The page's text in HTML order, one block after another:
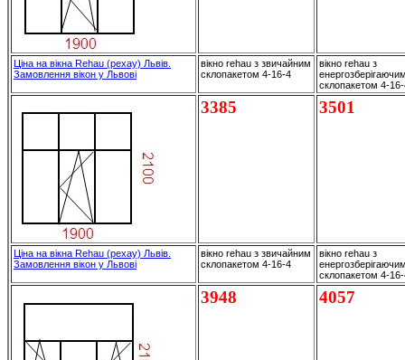
Ціна на вікна Rehau (рехау) Львів.
Замовлення вікон у Львові
вікно rehau з звичайним
склопакетом 4-16-4
вікно rehau з
склопакетом 4-
3385 3501
Ціна на вікна Rehau (рехау) Львів.
Замовлення вікон у Львові
вікно rehau з звичайним
склопакетом 4-16-4
вікно rehau з
склопакетом 4-
3948 4057